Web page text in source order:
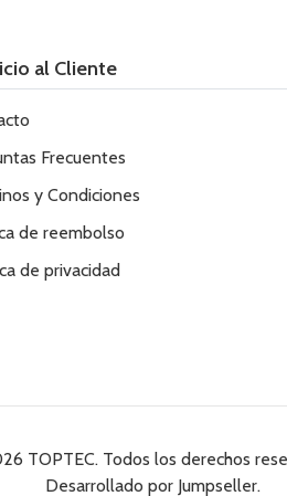
al Cliente
Frecuentes
y Condiciones
de reembolso
de privacidad
TOPTEC. Todos los derechos
Desarrollado por Jumpseller.